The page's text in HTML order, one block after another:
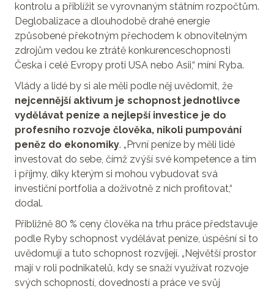
kontrolu a přiblížit se vyrovnaným státním rozpočtům.
Deglobalizace a dlouhodobě drahé energie
způsobené překotným přechodem k obnovitelným
zdrojům vedou ke ztrátě konkurenceschopnosti
Česka i celé Evropy proti USA nebo Asii,“ míní Ryba.
Vlády a lidé by si ale měli podle něj uvědomit, že
nejcennější aktivum je schopnost jednotlivce
vydělávat peníze a nejlepší investice je do
profesního rozvoje člověka, nikoli pumpování
peněz do ekonomiky. „První peníze by měli lidé
investovat do sebe, čímž zvýší své kompetence a tím
i příjmy, díky kterým si mohou vybudovat svá
investiční portfolia a doživotně z nich profitovat,“
dodal.
Přibližně 80 % ceny člověka na trhu práce představuje
podle Ryby schopnost vydělávat peníze, úspěšní si to
uvědomují a tuto schopnost rozvíjejí. „Největší prostor
mají v roli podnikatelů, kdy se snaží využívat rozvoje
svých schopností, dovedností a práce ve svůj